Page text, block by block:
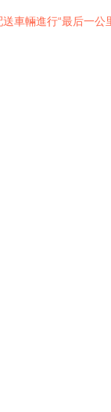
車輛進行“最后一公